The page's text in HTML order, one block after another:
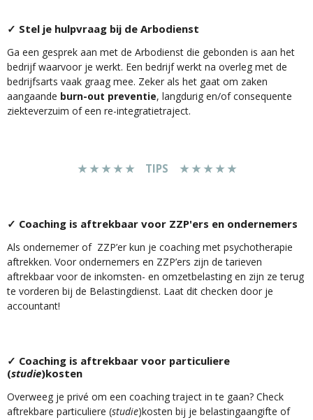
✓ Stel je hulpvraag bij de Arbodienst
Ga een gesprek aan met de Arbodienst die gebonden is aan het
bedrijf waarvoor je werkt. Een bedrijf werkt na overleg met de
bedrijfsarts vaak graag mee. Zeker als het gaat om zaken
aangaande burn-out preventie, langdurig en/of consequente
ziekteverzuim of een re-integratietraject.
★ ★ ★ ★ ★ TIPS ★ ★ ★ ★ ★
✓ Coaching is aftrekbaar voor ZZP'ers en ondernemers
Als ondernemer of ZZP’er kun je coaching met psychotherapie
aftrekken. Voor ondernemers en ZZP’ers zijn de tarieven
aftrekbaar voor de inkomsten- en omzetbelasting en zijn ze terug
te vorderen bij de Belastingdienst. Laat dit checken door je
accountant!
✓ Coaching is aftrekbaar voor particuliere
(studie)kosten
Overweeg je privé om een coaching traject in te gaan? Check
aftrekbare particuliere (studie)kosten bij je belastingaangifte of